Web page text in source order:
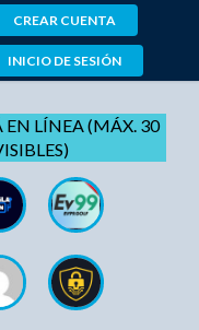
CREAR CUENTA
INICIO DE SESIÓN
EN LÍNEA (MÁX. 30